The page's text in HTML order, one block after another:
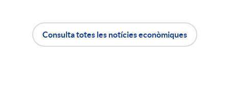
Consulta totes les notícies econòmiques